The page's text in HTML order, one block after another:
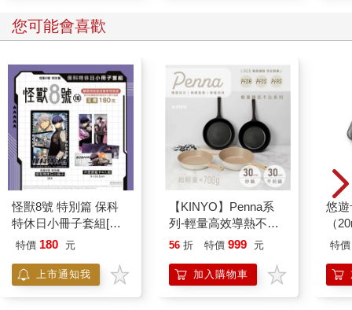
您可能會喜歡
怪獸8號 特別篇 保科
特休日小冊子套組[限
加購]
特價 180 元
上市通知我
【KINYO】Penna系
列-輕量高效導熱不沾
平煎鍋30cm
56 折 特價 999 元
加入購物車
悠
（
特價